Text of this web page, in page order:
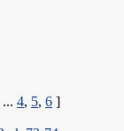
... 4, 5, 6 ]